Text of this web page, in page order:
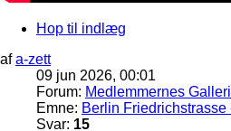
Hop til indlæg
afa-zett
09 jun 2026, 00:01
Forum: Medlemmernes Galleri
Emne: Berlin
Svar: 15